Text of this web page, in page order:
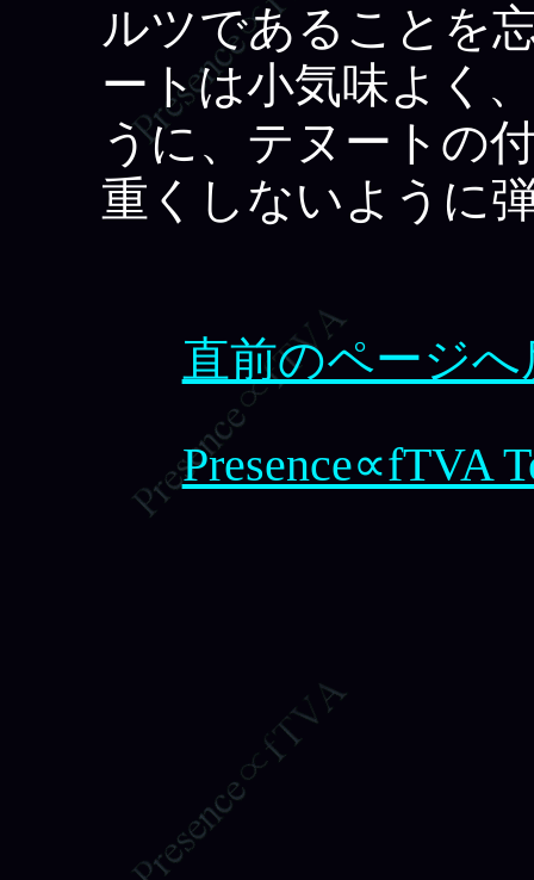
ルツであることを
ートは小気味よく
うに、テヌートの
重くしないように
直前のページへ
Presence∝fTVA